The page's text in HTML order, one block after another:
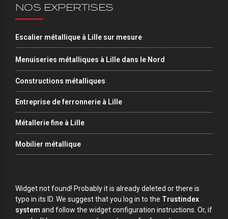
NOS EXPERTISES
Escalier métallique à Lille sur mesure
Menuiseries métalliques à Lille dans le Nord
Constructions métalliques
Entreprise de ferronnerie à Lille
Métallerie fine à Lille
Mobilier métallique
Widget not found! Probably it is already deleted or there is
typo in its ID. We suggest that you log in to the Trustindex
system and follow the widget configuration instructions. Or, if